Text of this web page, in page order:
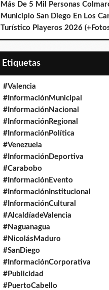
Más De 5 Mil Personas
Municipio San Diego En Los
Turístico Playeros 2026
Etiquetas
#Valencia
#InformaciónMunicipal
#InformaciónNacional
#InformaciónRegional
#InformaciónPolítica
#Venezuela
#InformaciónDeportiva
#Carabobo
#InformaciónEvento
#InformaciónInstitucional
#InformaciónCultural
#AlcaldíadeValencia
#Naguanagua
#NicolásMaduro
#SanDiego
#InformaciónCorporativa
#Publicidad
#PuertoCabello